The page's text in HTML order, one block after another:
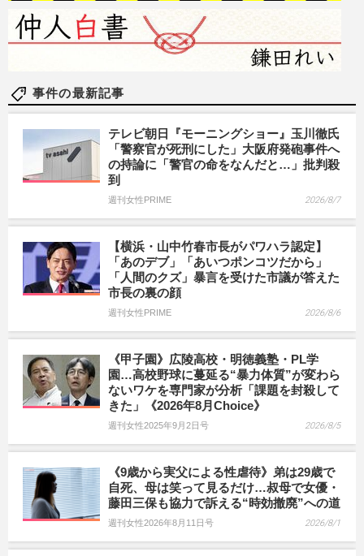
事件の最新記事
テレビ朝日『モーニングショー』玉川徹氏
「警察官が死刑にした」大阪府発砲事件へ
の持論に「警官の命をなんだと…」批判殺
到
週刊女性PRIME 2026/8/7
【横浜・山中竹春市長がパワハラ認定】
「あのデブ」「あいつポンコツだから」
「人間のクズ」暴言を受けた市議が答えた
市長の裏の顔
週刊女性PRIME 2026/8/6
《甲子園》広陵高校・明徳義塾・PL学
園…高校野球に蔓延る“暴力体質”が変わら
ないワケを専門家が分析「課題を封殺して
きた」《2026年8月Choice》
週刊女性2025年9月2日号 2026/8/5
《9歳から実父による性虐待》弟は29歳で
自死、母は笑って見るだけ…叔母で女優・
藤田三保も協力で訴える“時効撤廃”への道
週刊女性2026年8月11日号 2026/8/1